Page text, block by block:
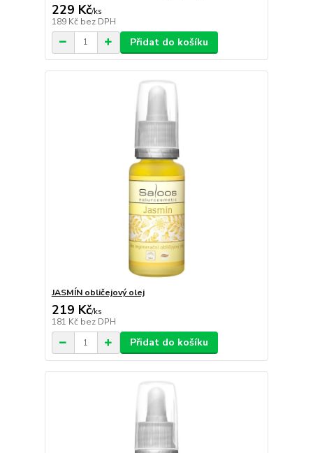
229 Kč/ks
189 Kč bez DPH
Přidat do košíku
JASMÍN obličejový olej
219 Kč/ks
181 Kč bez DPH
Přidat do košíku